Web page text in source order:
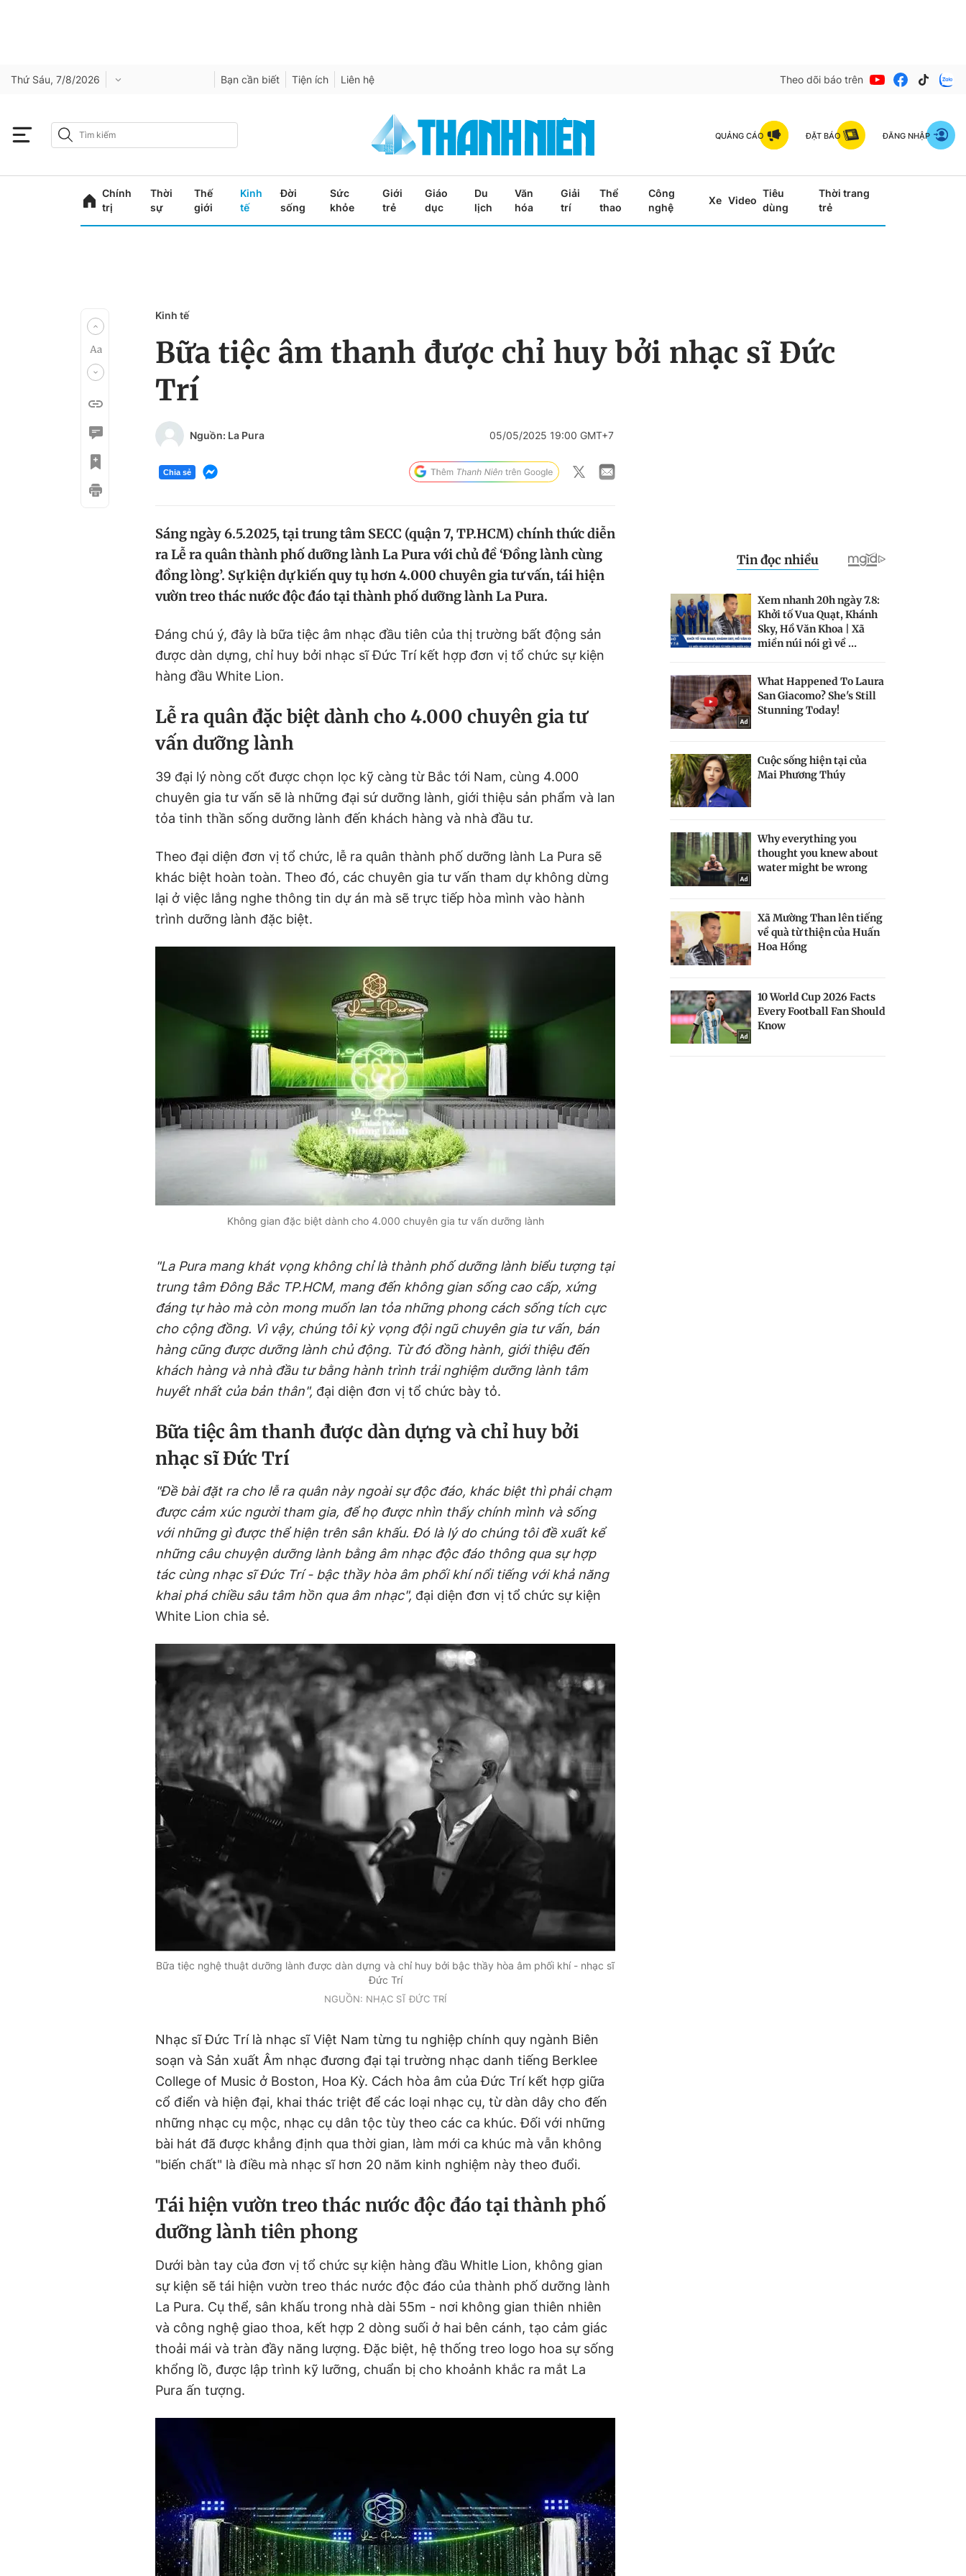
Thứ Sáu, 7/8/2026 Bạn cần biết Tiện ích Liên hệ Theo dõi báo trên
QUẢNG CÁO ĐẶT BÁO ĐĂNG NHẬP
Chính
trị
Thời
sự
Thế
giới
Kinh
tế
Đời
sống
Sức
khỏe
Giới
trẻ
Giáo
dục
Du
lịch
Văn
hóa
Giải
trí
Thể
thao
Công
nghệ
Xe Video
Tiêu
dùng
Thời trang
trẻ
Kinh tế
Bữa tiệc âm thanh được chỉ huy bởi nhạc sĩ Đức
Trí
Nguồn: La Pura 05/05/2025 19:00 GMT+7
Chia sẻ
Sáng ngày 6.5.2025, tại trung tâm SECC (quận 7, TP.HCM) chính thức diễn
ra Lễ ra quân thành phố dưỡng lành La Pura với chủ đề ‘Đồng lành cùng
đồng lòng’. Sự kiện dự kiến quy tụ hơn 4.000 chuyên gia tư vấn, tái hiện
vườn treo thác nước độc đáo tại thành phố dưỡng lành La Pura.
Đáng chú ý, đây là bữa tiệc âm nhạc đầu tiên của thị trường bất động sản
được dàn dựng, chỉ huy bởi nhạc sĩ Đức Trí kết hợp đơn vị tổ chức sự kiện
hàng đầu White Lion.
Lễ ra quân đặc biệt dành cho 4.000 chuyên gia tư
vấn dưỡng lành
39 đại lý nòng cốt được chọn lọc kỹ càng từ Bắc tới Nam, cùng 4.000
chuyên gia tư vấn sẽ là những đại sứ dưỡng lành, giới thiệu sản phẩm và lan
tỏa tinh thần sống dưỡng lành đến khách hàng và nhà đầu tư.
Theo đại diện đơn vị tổ chức, lễ ra quân thành phố dưỡng lành La Pura sẽ
khác biệt hoàn toàn. Theo đó, các chuyên gia tư vấn tham dự không dừng
lại ở việc lắng nghe thông tin dự án mà sẽ trực tiếp hòa mình vào hành
trình dưỡng lành đặc biệt.
Không gian đặc biệt dành cho 4.000 chuyên gia tư vấn dưỡng lành
"La Pura mang khát vọng không chỉ là thành phố dưỡng lành biểu tượng tại
trung tâm Đông Bắc TP.HCM, mang đến không gian sống cao cấp, xứng
đáng tự hào mà còn mong muốn lan tỏa những phong cách sống tích cực
cho cộng đồng. Vì vậy, chúng tôi kỳ vọng đội ngũ chuyên gia tư vấn, bán
hàng cũng được dưỡng lành chủ động. Từ đó đồng hành, giới thiệu đến
khách hàng và nhà đầu tư bằng hành trình trải nghiệm dưỡng lành tâm
huyết nhất của bản thân", đại diện đơn vị tổ chức bày tỏ.
Bữa tiệc âm thanh được dàn dựng và chỉ huy bởi
nhạc sĩ Đức Trí
"Đề bài đặt ra cho lễ ra quân này ngoài sự độc đáo, khác biệt thì phải chạm
được cảm xúc người tham gia, để họ được nhìn thấy chính mình và sống
với những gì được thể hiện trên sân khấu. Đó là lý do chúng tôi đề xuất kể
những câu chuyện dưỡng lành bằng âm nhạc độc đáo thông qua sự hợp
tác cùng nhạc sĩ Đức Trí - bậc thầy hòa âm phối khí nổi tiếng với khả năng
khai phá chiều sâu tâm hồn qua âm nhạc", đại diện đơn vị tổ chức sự kiện
White Lion chia sẻ.
Bữa tiệc nghệ thuật dưỡng lành được dàn dựng và chỉ huy bởi bậc thầy hòa âm phối khí - nhạc sĩ
Đức Trí
NGUỒN: NHẠC SĨ ĐỨC TRÍ
Nhạc sĩ Đức Trí là nhạc sĩ Việt Nam từng tu nghiệp chính quy ngành Biên
soạn và Sản xuất Âm nhạc đương đại tại trường nhạc danh tiếng Berklee
College of Music ở Boston, Hoa Kỳ. Cách hòa âm của Đức Trí kết hợp giữa
cổ điển và hiện đại, khai thác triệt để các loại nhạc cụ, từ dàn dây cho đến
những nhạc cụ mộc, nhạc cụ dân tộc tùy theo các ca khúc. Đối với những
bài hát đã được khẳng định qua thời gian, làm mới ca khúc mà vẫn không
"biến chất" là điều mà nhạc sĩ hơn 20 năm kinh nghiệm này theo đuổi.
Tái hiện vườn treo thác nước độc đáo tại thành phố
dưỡng lành tiên phong
Dưới bàn tay của đơn vị tổ chức sự kiện hàng đầu Whitle Lion, không gian
sự kiện sẽ tái hiện vườn treo thác nước độc đáo của thành phố dưỡng lành
La Pura. Cụ thể, sân khấu trong nhà dài 55m - nơi không gian thiên nhiên
và công nghệ giao thoa, kết hợp 2 dòng suối ở hai bên cánh, tạo cảm giác
thoải mái và tràn đầy năng lượng. Đặc biệt, hệ thống treo logo hoa sự sống
khổng lồ, được lập trình kỹ lưỡng, chuẩn bị cho khoảnh khắc ra mắt La
Pura ấn tượng.